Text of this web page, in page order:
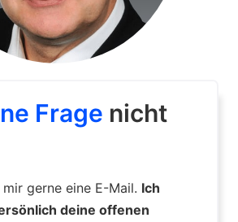
Frage nicht
gerne eine E-Mail. Ich
deine offenen